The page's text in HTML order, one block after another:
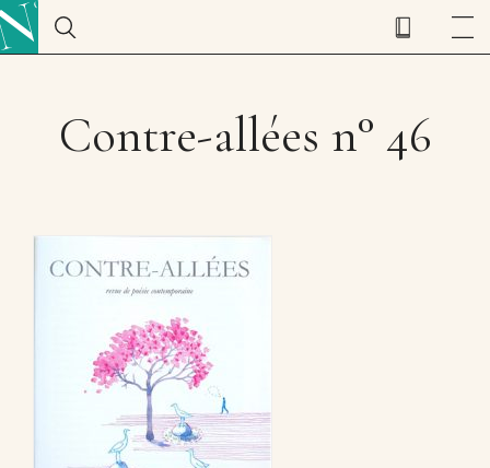
Contre-allées n° 46